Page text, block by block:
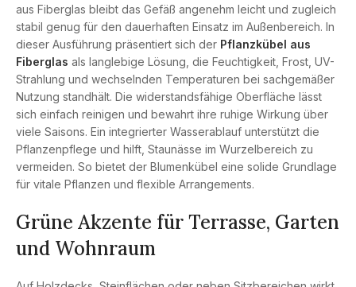
aus Fiberglas bleibt das Gefäß angenehm leicht und zugleich
stabil genug für den dauerhaften Einsatz im Außenbereich. In
dieser Ausführung präsentiert sich der Pflanzkübel aus
Fiberglas als langlebige Lösung, die Feuchtigkeit, Frost, UV-
Strahlung und wechselnden Temperaturen bei sachgemäßer
Nutzung standhält. Die widerstandsfähige Oberfläche lässt
sich einfach reinigen und bewahrt ihre ruhige Wirkung über
viele Saisons. Ein integrierter Wasserablauf unterstützt die
Pflanzenpflege und hilft, Staunässe im Wurzelbereich zu
vermeiden. So bietet der Blumenkübel eine solide Grundlage
für vitale Pflanzen und flexible Arrangements.
Grüne Akzente für Terrasse, Garten
und Wohnraum